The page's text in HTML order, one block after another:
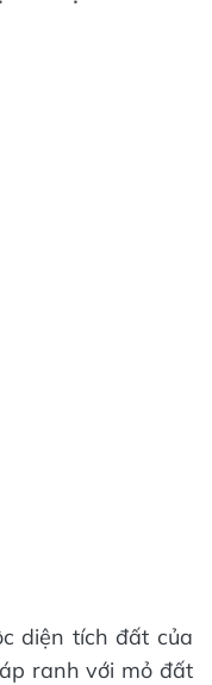
diện tích đất của
ranh với mỏ đất